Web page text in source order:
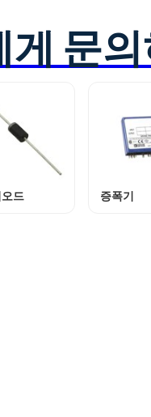
게 문
드 증폭기